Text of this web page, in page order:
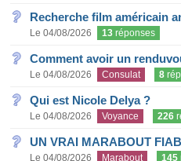
Recherche film américain
Le 04/08/2026 13 réponses
Comment avoir un
Le 04/08/2026 Consulat 8
Qui est Nicole Delya ?
Le 04/08/2026 Voyance 226
UN VRAI MARABOUT
Le 04/08/2026 Marabout 145